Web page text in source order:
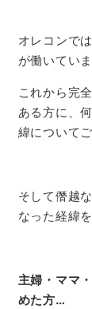
オレコンで
が働いていま
これから完
ある方に、
緯について
そして僭越
なった経緯
主婦・ママ
めた方…